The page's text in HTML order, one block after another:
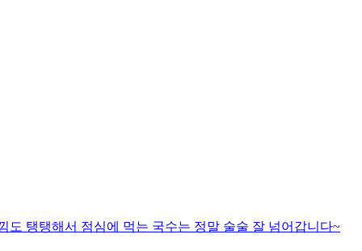
탱탱해서 점심에 먹는 국수는 정말 술술 잘 넘어갑니다~